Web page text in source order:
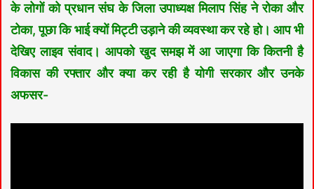
के लोगों को प्रधान संघ के जिला उपाध्यक्ष मिलाप सिंह ने रोका और
टोका, पूछा कि भाई क्यों मिट्टी उड़ाने की व्यवस्था कर रहे हो। आप भी
देखिए लाइव संवाद। आपको खुद समझ में आ जाएगा कि कितनी है
विकास की रफ्तार और क्या कर रही है योगी सरकार और उनके
अफसर-